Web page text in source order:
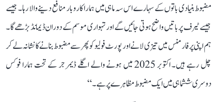
مضبوط بنیادی باتوں کے سہارے اس سہ ماہی میں ہمارا کاروبار منافع دینے والا رہا۔ جیسے
جیسے ٹیرف پر باتیں واضح ہوتی جائیں گے اور تہواری موسم کے دوران ڈیمانڈ بڑھے گا۔
ہم اپنی پرفارمنس میں تیزی لانے اور پورٹ فولیو کو پھر سے مضبوط بنانے کا نشانہ لے کر
چل رہے ہیں۔ اکتوبر 2025 میں ہونے والے اگلے ڈیمرجر کے تحت ہمارا فوکس
دوسری ششماہی میں ایک مضبوط مظاہرے پر ہے۔‘‘